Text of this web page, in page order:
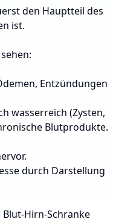
den Hauptteil des
ist.
Entzündungen
wasserreich (Zysten,
Blutprodukte.
durch Darstellung
Hirn-Schranke